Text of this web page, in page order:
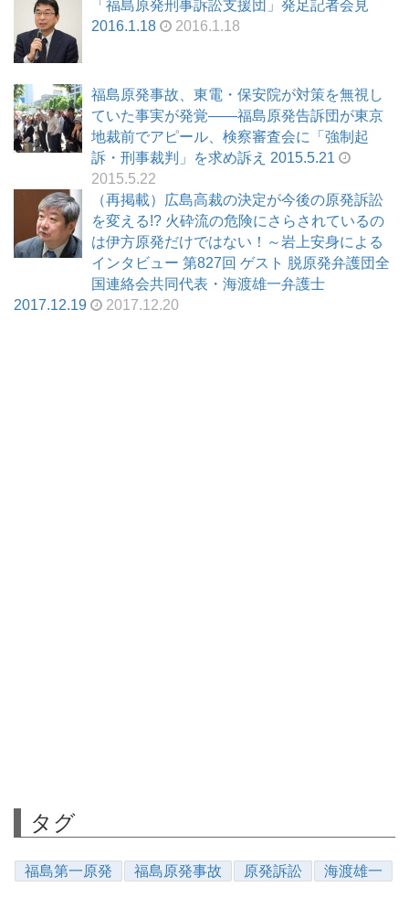
「福島原発刑事訴訟支援団」発足記者会見
2016.1.18
2016.1.18
福島原発事故、東電・保安院が対策を無視し
ていた事実が発覚――福島原発告訴団が東京
地裁前でアピール、検察審査会に「強制起
訴・刑事裁判」を求め訴え 2015.5.21
2015.5.22
（再掲載）広島高裁の決定が今後の原発訴訟
を変える!? 火砕流の危険にさらされているの
は伊方原発だけではない！～岩上安身による
インタビュー 第827回 ゲスト 脱原発弁護団全
国連絡会共同代表・海渡雄一弁護士
2017.12.19
2017.12.20
タグ
福島第一原発 福島原発事故 原発訴訟 海渡雄一